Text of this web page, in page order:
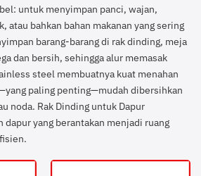
untuk menyimpan panci, wajan,
atau bahkan bahan makanan yang sering
barang-barang di rak dinding, meja
dan bersih, sehingga alur memasak
steel membuatnya kuat menahan
paling penting—mudah dibersihkan
noda. Rak Dinding untuk Dapur
dapur yang berantakan menjadi ruang